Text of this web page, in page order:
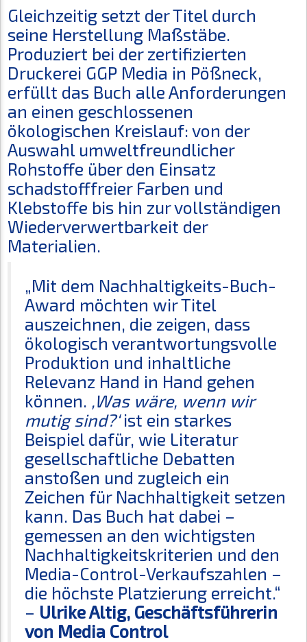
Gleichzeitig setzt der Titel durch
seine Herstellung Maßstäbe.
Produziert bei der zertifizierten
Druckerei GGP Media in Pößneck,
erfüllt das Buch alle Anforderungen
an einen geschlossenen
ökologischen Kreislauf: von der
Auswahl umweltfreundlicher
Rohstoffe über den Einsatz
schadstofffreier Farben und
Klebstoffe bis hin zur vollständigen
Wiederverwertbarkeit der
Materialien.
„Mit dem Nachhaltigkeits-Buch-
Award möchten wir Titel
auszeichnen, die zeigen, dass
ökologisch verantwortungsvolle
Produktion und inhaltliche
Relevanz Hand in Hand gehen
können. ‚Was wäre, wenn wir
mutig sind?‘ist ein starkes
Beispiel dafür, wie Literatur
gesellschaftliche Debatten
anstoßen und zugleich ein
Zeichen für Nachhaltigkeit setzen
kann. Das Buch hat dabei –
gemessen an den wichtigsten
Nachhaltigkeitskriterien und den
Media-Control-Verkaufszahlen –
die höchste Platzierung erreicht.“
– Ulrike Altig, Geschäftsführerin
von Media Control